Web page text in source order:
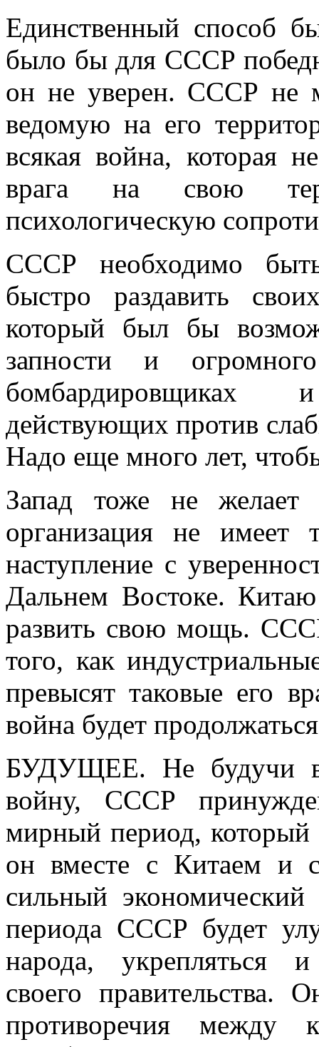
Единственный способ
было бы для СССР
он не уверен. СССР не
ведомую на его
всякая война, которая
врага на свою
психологическую
СССР необходимо
быстро раздавить
который был бы
запности и
бомбардировщиках
действующих против
Надо еще много лет,
Запад тоже не желает
организация не имеет
наступление с
Дальнем Востоке.
раз­вить свою мощь.
того, как
превысят таковые его
война будет
БУДУЩЕЕ. Не будучи в
войну, СССР
мирный период, который
он вместе с Китаем и
сильный
периода СССР будет
народа, укрепляться
своего правительства.
противоречия между